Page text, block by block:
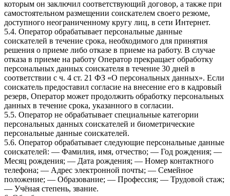
которым он заключил соответствующий договор, а также при
самостоятельном размещении соискателем своего резюме,
доступного неограниченному кругу лиц, в сети Интернет.
5.4. Оператор обрабатывает персональные данные
соискателей в течение срока, необходимого для принятия
решения о приеме либо отказе в приеме на работу. В случае
отказа в приеме на работу Оператор прекращает обработку
персональных данных соискателя в течение 30 дней в
соответствии с ч. 4 ст. 21 ФЗ «О персональных данных». Если
соискатель предоставил согласие на внесение его в кадровый
резерв, Оператор может продолжить обработку персональных
данных в течение срока, указанного в согласии.
5.5. Оператор не обрабатывает специальные категории
персональных данных соискателей и биометрические
персональные данные соискателей.
5.6. Оператор обрабатывает следующие персональные данные
соискателей: — Фамилия, имя, отчество; — Год рождения; —
Месяц рождения; — Дата рождения; — Номер контактного
телефона; — Адрес электронной почты; — Семейное
положение; — Образование; — Профессия; — Трудовой стаж;
— Учёная степень, звание.